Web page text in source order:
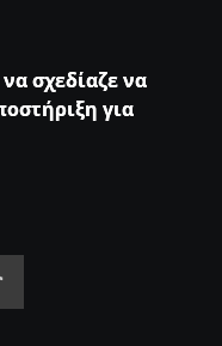
σχεδίαζε να
για